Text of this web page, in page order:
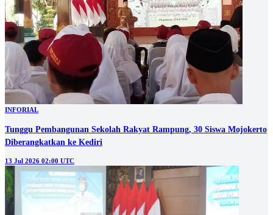
INFORIAL
Tunggu Pembangunan Sekolah Rakyat Rampung, 30 Siswa Mojokerto
Diberangkatkan ke Kediri
13 Jul 2026 02:00 UTC